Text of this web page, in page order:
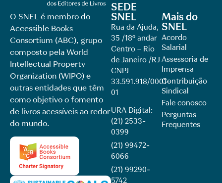
O SNEL é membro do
Accessible Books
Consortium (ABC), grupo
composto pela World
Intellectual Property
Organization (WIPO) e
outras entidades que têm
como objetivo o fomento
de livros acessíveis ao redor
do mundo.
SEDE
SNEL
Rua da Ajuda,
35 /18º andar
Centro – Rio
de Janeiro /RJ
CNPJ
33.591.918/0001-
01
URA Digital:
(21) 2533-
0399
(21) 99472-
6066
(21) 99290-
5742​
Mais do
SNEL
Acordo
Salarial
Assessoria de
Imprensa
Contribuição
Sindical
Fale conosco
Perguntas
Frequentes